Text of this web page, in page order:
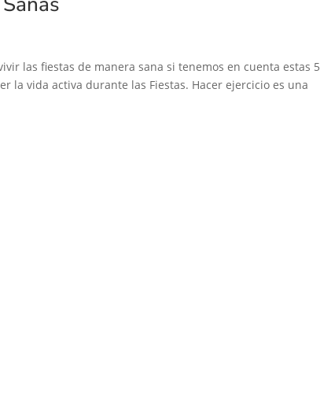
las fiestas de manera sana si tenemos en cuenta estas 5
la vida activa durante las Fiestas. Hacer ejercicio es una